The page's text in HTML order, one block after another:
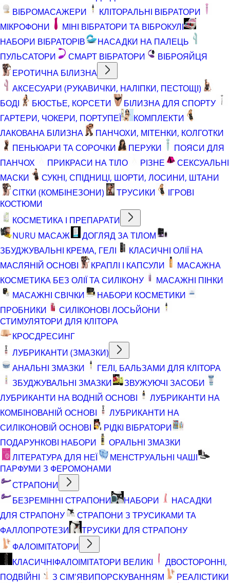
ВІБРОМАСАЖЕРИ
КЛІТОРАЛЬНІ ВІБРАТОРИ
МІКРОФОНИ
МІНІ ВІБРАТОРИ ТА ВІБРОКУЛІ
НАБОРИ ВІБРАТОРІВ
НАСАДКИ НА ПАЛЕЦЬ
ПУЛЬСАТОРИ
СМАРТ ВІБРАТОРИ
ВІБРОЯЙЦЯ
ЕРОТИЧНА БІЛИЗНА
АКСЕСУАРИ (РУКАВИЧКИ, НАЛІПКИ, ПЕСТОЩІ)
БОДІ
БЮСТЬЕ, КОРСЕТИ
БІЛИЗНА ДЛЯ СПОРТУ
ГАРТЕРИ, ЧОКЕРИ, ПОРТУПЕЇ
КОМПЛЕКТИ
ЛАКОВАНА БІЛИЗНА
ПАНЧОХИ, МІТЕНКИ, КОЛГОТКИ
ПЕНЬЮАРИ ТА СОРОЧКИ
ПЕРУКИ
ПОЯСИ ДЛЯ
ПАНЧОХ
ПРИКРАСИ НА ТІЛО РІЗНЕ
СЕКСУАЛЬНІ
МАСКИ
СУКНІ, СПІДНИЦІ, ШОРТИ, ЛОСИНИ, ШТАНИ
СІТКИ (КОМБІНЕЗОНИ)
ТРУСИКИ
ІГРОВІ
КОСТЮМИ
КОСМЕТИКА І ПРЕПАРАТИ
NURU МАСАЖ
ДОГЛЯД ЗА ТІЛОМ
ЗБУДЖУВАЛЬНІ КРЕМА, ГЕЛІ
КЛАСИЧНІ ОЛІЇ НА
МАСЛЯНІЙ ОСНОВІ
КРАПЛІ І КАПСУЛИ
МАСАЖНА
КОСМЕТИКА БЕЗ ОЛІЇ ТА СИЛІКОНУ
МАСАЖНІ ПІНКИ
МАСАЖНІ СВІЧКИ
НАБОРИ КОСМЕТИКИ
ПРОБНИКИ
СИЛІКОНОВІ ЛОСЬЙОНИ
СТИМУЛЯТОРИ ДЛЯ КЛІТОРА
КРОСДРЕСИНГ
ЛУБРИКАНТИ (ЗМАЗКИ)
АНАЛЬНІ ЗМАЗКИ
ГЕЛІ, БАЛЬЗАМИ ДЛЯ КЛІТОРА
ЗБУДЖУВАЛЬНІ ЗМАЗКИ
ЗВУЖУЮЧІ ЗАСОБИ
ЛУБРИКАНТИ НА ВОДНІЙ ОСНОВІ
ЛУБРИКАНТИ НА
КОМБІНОВАНІЙ ОСНОВІ
ЛУБРИКАНТИ НА
СИЛІКОНОВІЙ ОСНОВІ
РІДКІ ВІБРАТОРИ
ПОДАРУНКОВІ НАБОРИ
ОРАЛЬНІ ЗМАЗКИ
ЛІТЕРАТУРА ДЛЯ НЕЇ
МЕНСТРУАЛЬНІ ЧАШІ
ПАРФУМИ З ФЕРОМОНАМИ
СТРАПОНИ
БЕЗРЕМІННІ СТРАПОНИ
НАБОРИ
НАСАДКИ
ДЛЯ СТРАПОНУ
СТРАПОНИ З ТРУСИКАМИ ТА
ФАЛЛОПРОТЕЗИ
ТРУСИКИ ДЛЯ СТРАПОНУ
ФАЛОІМІТАТОРИ
КЛАСИЧНІФАЛОІМІТАТОРИ ВЕЛИКІ
ДВОСТОРОННІ,
ПОДВІЙНІ
З СІМ'ЯВИПОРСКУВАННЯМ
РЕАЛІСТИКИ